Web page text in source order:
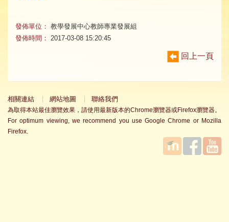
發佈單位： 教學發展中心教師專業發展組
發佈時間：
2017-03-08 15:20:45
回上一頁
相關連結 網站地圖 聯絡我們
為取得本站最佳瀏覽效果，請使用最新版本的Chrome瀏覽器或Firefox瀏覽器。
For optimum viewing, we recommend you use Google Chrome or Mozilla
Firefox.